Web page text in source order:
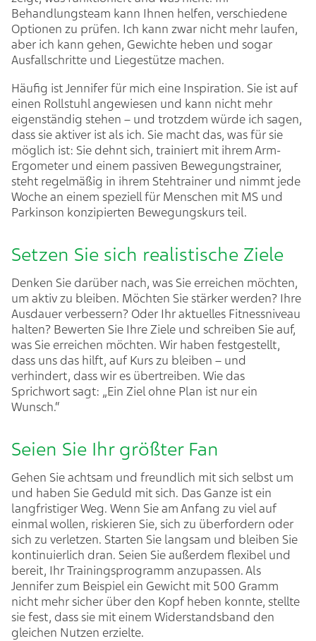
Behandlungsteam kann Ihnen helfen, verschiedene
Optionen zu prüfen. Ich kann zwar nicht mehr laufen,
aber ich kann gehen, Gewichte heben und sogar
Ausfallschritte und Liegestütze machen.
Häufig ist Jennifer für mich eine Inspiration. Sie ist auf
einen Rollstuhl angewiesen und kann nicht mehr
eigenständig stehen – und trotzdem würde ich sagen,
dass sie aktiver ist als ich. Sie macht das, was für sie
möglich ist: Sie dehnt sich, trainiert mit ihrem Arm-
Ergometer und einem passiven Bewegungstrainer,
steht regelmäßig in ihrem Stehtrainer und nimmt jede
Woche an einem speziell für Menschen mit MS und
Parkinson konzipierten Bewegungskurs teil.
Setzen Sie sich realistische Ziele
Denken Sie darüber nach, was Sie erreichen möchten,
um aktiv zu bleiben. Möchten Sie stärker werden? Ihre
Ausdauer verbessern? Oder Ihr aktuelles Fitnessniveau
halten? Bewerten Sie Ihre Ziele und schreiben Sie auf,
was Sie erreichen möchten. Wir haben festgestellt,
dass uns das hilft, auf Kurs zu bleiben – und
verhindert, dass wir es übertreiben. Wie das
Sprichwort sagt: „Ein Ziel ohne Plan ist nur ein
Wunsch.“
Seien Sie Ihr größter Fan
Gehen Sie achtsam und freundlich mit sich selbst um
und haben Sie Geduld mit sich. Das Ganze ist ein
langfristiger Weg. Wenn Sie am Anfang zu viel auf
einmal wollen, riskieren Sie, sich zu überfordern oder
sich zu verletzen. Starten Sie langsam und bleiben Sie
kontinuierlich dran. Seien Sie außerdem flexibel und
bereit, Ihr Trainingsprogramm anzupassen. Als
Jennifer zum Beispiel ein Gewicht mit 500 Gramm
nicht mehr sicher über den Kopf heben konnte, stellte
sie fest, dass sie mit einem Widerstandsband den
gleichen Nutzen erzielte.